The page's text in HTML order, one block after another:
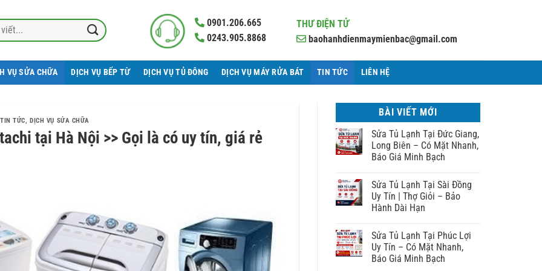
0901.206.665
0243.905.8868
THƯ ĐIỆN TỬ
baohanhdienmaymienbac@gmail.com
VỤ SỬA CHỮA DỊCH VỤ BẾP TỪ DỊCH VỤ TỦ ĐÔNG DỊCH VỤ MÁY RỬA BÁT TIN TỨC LIÊN HỆ
TIN TỨC,DỊCH VỤ SỬA CHỮA
tại Hà Nội >> Gọi là có uy tín, giá rẻ
BÀI VIẾT MỚI
Sửa Tủ Lạnh Tại Đức Giang,
Long Biên – Có Mặt Nhanh,
Báo Giá Minh Bạch
Sửa Tủ Lạnh Tại Sài Đồng
Uy Tín | Thợ Giỏi – Bảo
Hành Dài Hạn
Sửa Tủ Lạnh Tại Phúc Lợi
Uy Tín – Có Mặt Nhanh,
Báo Giá Minh Bạch